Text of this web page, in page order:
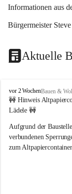
Informationen aus
Bürgermeister
Aktuelle
F
r
a
e
r
n
vor 2 WochenBauen &
🚧 Hinweis
Lädele 🚧
Aufgrund der
verbundenen
zum